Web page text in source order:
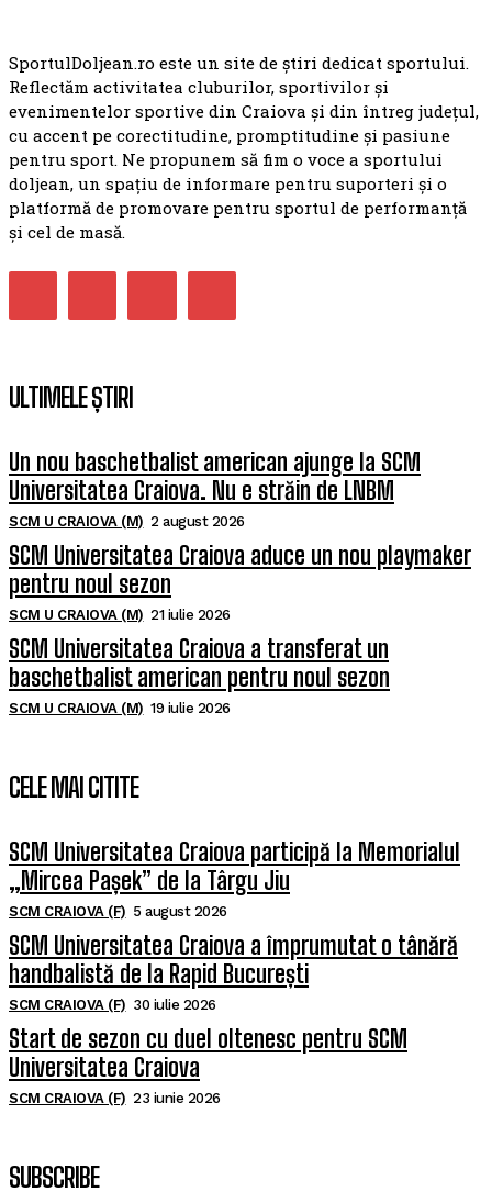
SportulDoljean.ro este un site de știri dedicat sportului.
Reflectăm activitatea cluburilor, sportivilor și
evenimentelor sportive din Craiova și din întreg județul,
cu accent pe corectitudine, promptitudine și pasiune
pentru sport. Ne propunem să fim o voce a sportului
doljean, un spațiu de informare pentru suporteri și o
platformă de promovare pentru sportul de performanță
și cel de masă.
ULTIMELE ȘTIRI
Un nou baschetbalist american ajunge la SCM
Universitatea Craiova. Nu e străin de LNBM
SCM U CRAIOVA (M) 2 august 2026
SCM Universitatea Craiova aduce un nou playmaker
pentru noul sezon
SCM U CRAIOVA (M) 21 iulie 2026
SCM Universitatea Craiova a transferat un
baschetbalist american pentru noul sezon
SCM U CRAIOVA (M) 19 iulie 2026
CELE MAI CITITE
SCM Universitatea Craiova participă la Memorialul
„Mircea Pașek” de la Târgu Jiu
SCM CRAIOVA (F) 5 august 2026
SCM Universitatea Craiova a împrumutat o tânără
handbalistă de la Rapid București
SCM CRAIOVA (F) 30 iulie 2026
Start de sezon cu duel oltenesc pentru SCM
Universitatea Craiova
SCM CRAIOVA (F) 23 iunie 2026
SUBSCRIBE